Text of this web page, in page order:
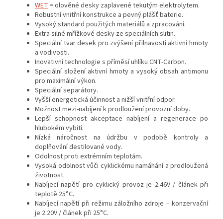
WET= olověné desky zaplavené tekutým elektrolytem.
Robustní vnitřní konstrukce a pevný plášť baterie.
Vysoký standard použitých materiálů a zpracování.
Extra silné mřížkové desky ze speciálních slitin.
Speciální tvar desek pro zvýšení přilnavosti aktivní hmoty
a vodivosti.
Inovativní technologie s příměsí uhlíku CNT-Carbon.
Speciální složení aktivní hmoty a vysoký obsah antimonu
pro maximální výkon.
Speciální separátory.
Vyšší energetická účinnost a nižší vnitřní odpor.
Možnost mezi-nabíjení k prodloužení provozní doby.
Lepší schopnost akceptace nabíjení a regenerace po
hlubokém vybití.
Nízká náročnost na údržbu v podobě kontroly a
doplňování destilované vody.
Odolnost proti extrémním teplotám.
Vysoká odolnost vůči cyklickému namáhání a prodloužená
životnost.
Nabíjecí napětí pro cyklický provoz je 2.46V / článek při
teplotě 25°C.
Nabíjecí napětí při režimu záložního zdroje – konzervační
je 2.20V / článek při 25°C.